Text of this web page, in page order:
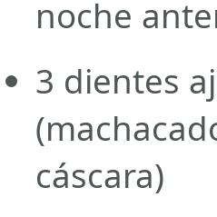
noche
3 dientes
cáscara)